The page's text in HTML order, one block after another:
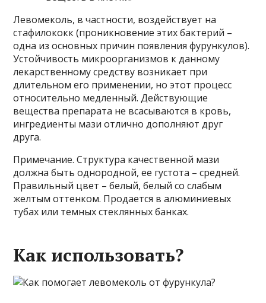
Левомеколь, в частности, воздействует на
стафилококк (проникновение этих бактерий –
одна из основных причин появления фурункулов).
Устойчивость микроорганизмов к данному
лекарственному средству возникает при
длительном его применении, но этот процесс
относительно медленный. Действующие
вещества препарата не всасываются в кровь,
ингредиенты мази отлично дополняют друг
друга.
Примечание. Структура качественной мази
должна быть однородной, ее густота – средней.
Правильный цвет – белый, белый со слабым
желтым оттенком. Продается в алюминиевых
тубах или темных стеклянных банках.
Как использовать?